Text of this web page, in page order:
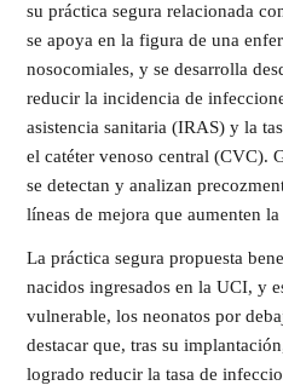
su práctica segura relacionada
se apoya en la figura de una
nosocomiales, y se desarrolla
reducir la incidencia de
asistencia sanitaria (IRAS) y la
el catéter venoso central (CVC).
se detectan y analizan
líneas de mejora que aumenten
La práctica segura propuesta
nacidos ingresados en la UCI, y
vulnerable, los neonatos por
destacar que, tras su
logrado reducir la tasa de